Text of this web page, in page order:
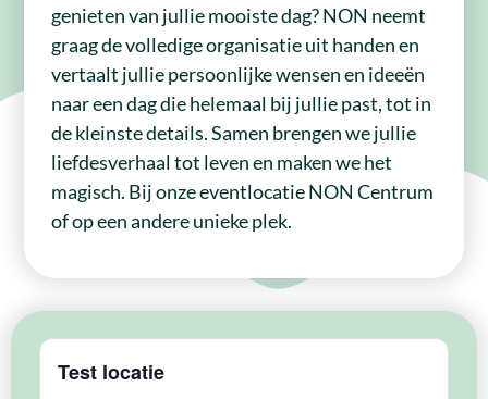
genieten van jullie mooiste dag? NON neemt
graag de volledige organisatie uit handen en
vertaalt jullie persoonlijke wensen en ideeën
naar een dag die helemaal bij jullie past, tot in
de kleinste details. Samen brengen we jullie
liefdesverhaal tot leven en maken we het
magisch. Bij onze eventlocatie NON Centrum
of op een andere unieke plek.
Test locatie